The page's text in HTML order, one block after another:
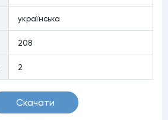
українська
208
2
Скачати